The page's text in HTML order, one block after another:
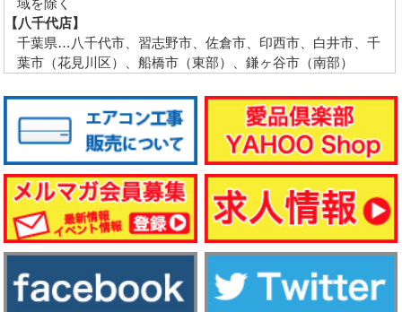
域を除く
【八千代店】
千葉県…八千代市、習志野市、佐倉市、印西市、白井市、千
葉市（花見川区）、船橋市（東部）、鎌ヶ谷市（南部）